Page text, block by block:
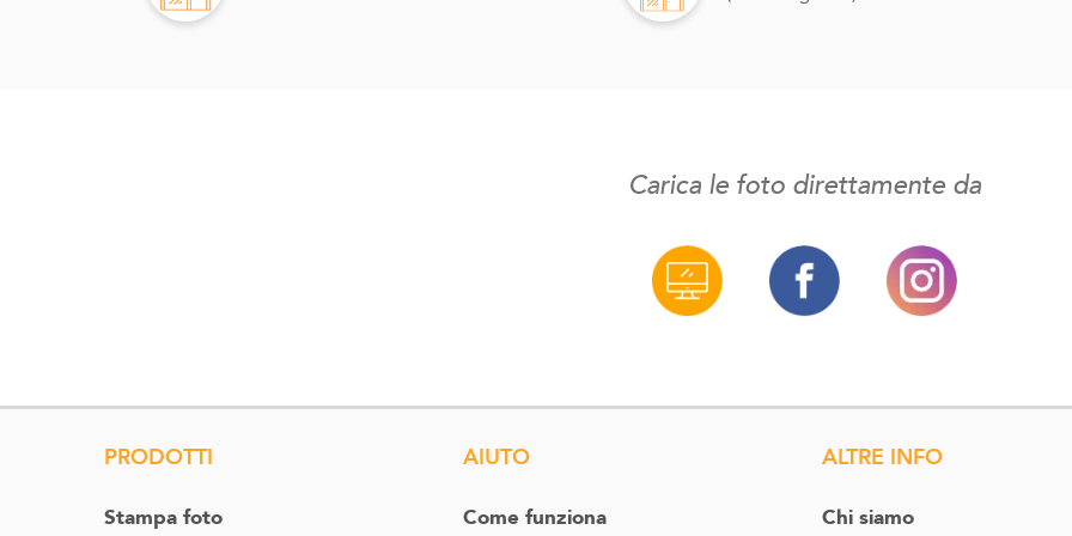
Carica le foto direttamente da
PRODOTTI
Stampa foto
AIUTO
Come funziona
ALTRE INFO
Chi siamo